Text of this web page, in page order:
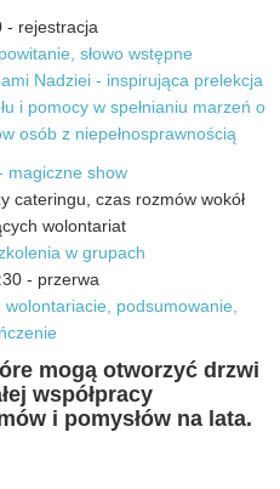
- rejestracja
słowo wstępne
Nadziei - inspirująca prelekcja
i pomocy w spełnianiu marzeń o
osób z niepełnosprawnością
magiczne show
cateringu, czas rozmów wokół
wolontariat
w grupach
- przerwa
podsumowanie,
mogą otworzyć drzwi
współpracy
i pomysłów na lata.